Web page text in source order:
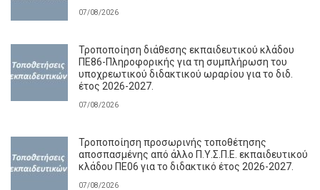
07/08/2026
Τροποποίηση διάθεσης εκπαιδευτικού κλάδου
ΠΕ86-Πληροφορικής για τη συμπλήρωση του
υποχρεωτικού διδακτικού ωραρίου για το διδ.
έτος 2026-2027.
07/08/2026
Τροποποίηση προσωρινής τοποθέτησης
αποσπασμένης από άλλο Π.Υ.Σ.Π.Ε. εκπαιδευτικού
κλάδου ΠΕ06 για το διδακτικό έτος 2026-2027.
07/08/2026